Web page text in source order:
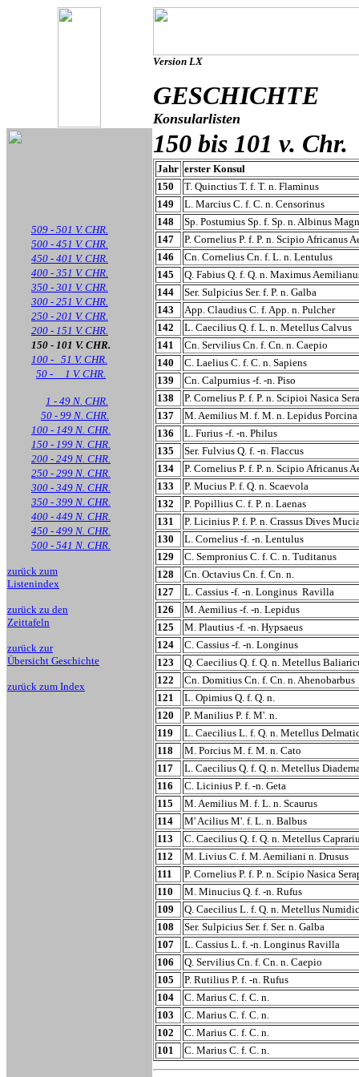
Version LX
GESCHICHTE
Konsularlisten
509 - 501 V. CHR.
500 - 451 V. CHR.
450 - 401 V. CHR.
400 - 351 V. CHR.
350 - 301 V. CHR.
300 - 251 V. CHR.
250 - 201 V. CHR.
200 - 151 V. CHR.
150 - 101 V. CHR.
100 - 51 V. CHR.
50 - 1 V. CHR.
1 - 49 N. CHR.
50 - 99 N. CHR.
100 - 149 N. CHR.
150 - 199 N. CHR.
200 - 249 N. CHR.
250 - 299 N. CHR.
300 - 349 N. CHR.
350 - 399 N. CHR.
400 - 449 N. CHR.
450 - 499 N. CHR.
500 - 541 N. CHR.
zurück zum
Listenindex
zurück zu den
Zeittafeln
zurück zur
Übersicht Geschichte
zurück zum Index
150 bis 101 v. Chr.
Jahr erster Konsul
150
T. Quinctius T. f. T. n. Flaminus
149
L. Marcius C. f. C. n. Censorinus
148
Sp. Postumius Sp. f. Sp. n. Albinus
147
P. Cornelius P. f. P. n. Scipio Africanus
146
Cn. Cornelius Cn. f. L. n. Lentulus
145
Q. Fabius Q. f. Q. n. Maximus
144
Ser. Sulpicius Ser. f. P. n. Galba
143
App. Claudius C. f. App. n. Pulcher
142
L. Caecilius Q. f. L. n. Metellus Calvus
141
Cn. Servilius Cn. f. Cn. n. Caepio
140
C. Laelius C. f. C. n. Sapiens
139
Cn. Calpurnius -f. -n. Piso
138
P. Cornelius P. f. P. n. Scipioi Nasica
137
M. Aemilius M. f. M. n. Lepidus Porcina
136
L. Furius -f. -n. Philus
135
Ser. Fulvius Q. f. -n. Flaccus
134
P. Cornelius P. f. P. n. Scipio Africanus
133
P. Mucius P. f. Q. n. Scaevola
132
P. Popillius C. f. P. n. Laenas
131
P. Licinius P. f. P. n. Crassus Dives
130
L. Cornelius -f. -n. Lentulus
129
C. Sempronius C. f. C. n. Tuditanus
128
Cn. Octavius Cn. f. Cn. n.
127
L. Cassius -f. -n. Longinus Ravilla
126
M. Aemilius -f. -n. Lepidus
125
M. Plautius -f. -n. Hypsaeus
124
C. Cassius -f. -n. Longinus
123
Q. Caecilius Q. f. Q. n. Metellus
122
Cn. Domitius Cn. f. Cn. n. Ahenobarbus
121
L. Opimius Q. f. Q. n.
120
P. Manilius P. f. M'. n.
119
L. Caecilius L. f. Q. n. Metellus
118
M. Porcius M. f. M. n. Cato
117
L. Caecilius Q. f. Q. n. Metellus
116
C. Licinius P. f. -n. Geta
115
M. Aemilius M. f. L. n. Scaurus
114
M' Acilius M'. f. L. n. Balbus
113
C. Caecilius Q. f. Q. n. Metellus
112
M. Livius C. f. M. Aemiliani n. Drusus
111
P. Cornelius P. f. P. n. Scipio Nasica
110
M. Minucius Q. f. -n. Rufus
109
Q. Caecilius L. f. Q. n. Metellus
108
Ser. Sulpicius Ser. f. Ser. n. Galba
107
L. Cassius L. f. -n. Longinus Ravilla
106
Q. Servilius Cn. f. Cn. n. Caepio
105
P. Rutilius P. f. -n. Rufus
104
C. Marius C. f. C. n.
103
C. Marius C. f. C. n.
102
C. Marius C. f. C. n.
101
C. Marius C. f. C. n.